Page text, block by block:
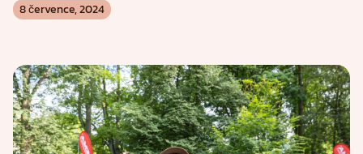
8 července, 2024